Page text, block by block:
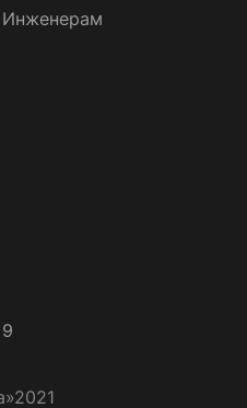
Инженерам
2021